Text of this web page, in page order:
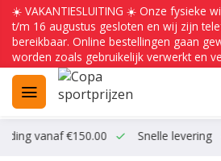
☀️ VAKANTIESLUITING ☀️ Onze fysieke
t/m 16 augustus gesloten en wij zijn
bereikbaar. Online bestellingen gaan
worden zoals gebruikelijk verwerkt en
vanaf €150.00 Snelle levering